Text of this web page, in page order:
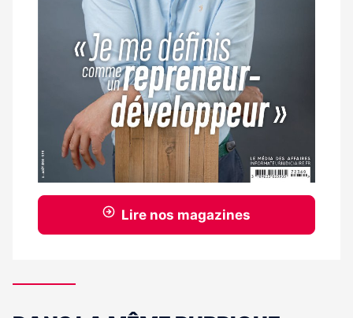
Lire nos magazines